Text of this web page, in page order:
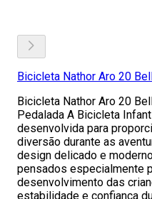
Bicicleta Nathor Aro 20
Bicicleta Nathor Aro 20
Pedalada A Bicicleta
desenvolvida para
diversão durante as
design delicado e
pensados especialmente
desenvolvimento das
estabilidade e confiança